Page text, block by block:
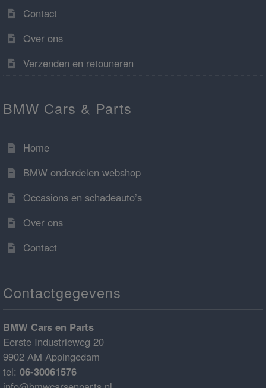
Contact
Over ons
Verzenden en retouneren
BMW Cars & Parts
Home
BMW onderdelen webshop
Occasions en schadeauto’s
Over ons
Contact
Contactgegevens
BMW Cars en Parts
Eerste Industrieweg 20
9902 AM Appingedam
tel: 06-30061576